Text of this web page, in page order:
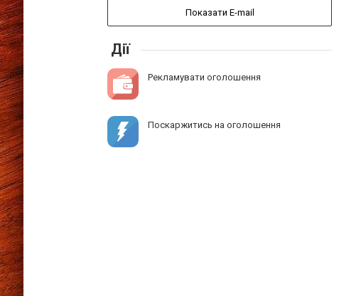
Показати E-mail
Дії
Рекламувати оголошення
Поскаржитись на оголошення